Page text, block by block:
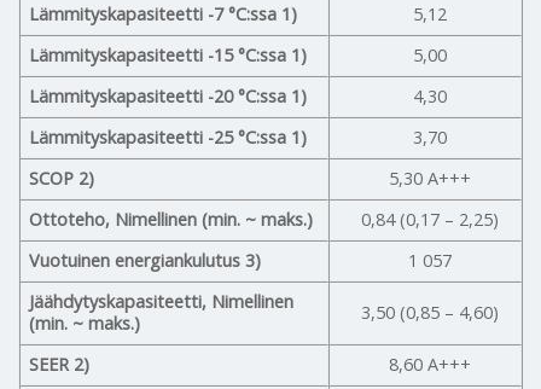
Lämmityskapasiteetti -7 °C:ssa 1)
5,12
Lämmityskapasiteetti -15 °C:ssa 1)
5,00
Lämmityskapasiteetti -20 °C:ssa 1)
4,30
Lämmityskapasiteetti -25 °C:ssa 1)
3,70
SCOP 2)
5,30 A+++
Ottoteho, Nimellinen (min. ~ maks.)
0,84 (0,17 – 2,25)
Vuotuinen energiankulutus 3)
1 057
Jäähdytyskapasiteetti, Nimellinen
(min. ~ maks.)
3,50 (0,85 – 4,60)
SEER 2)
8,60 A+++